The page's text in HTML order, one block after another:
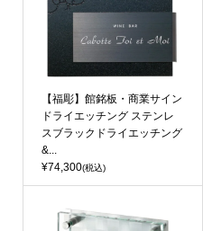
【福彫】館銘板・商業サイン
ドライエッチング ステンレ
スブラックドライエッチング
&...
¥74,300(税込)